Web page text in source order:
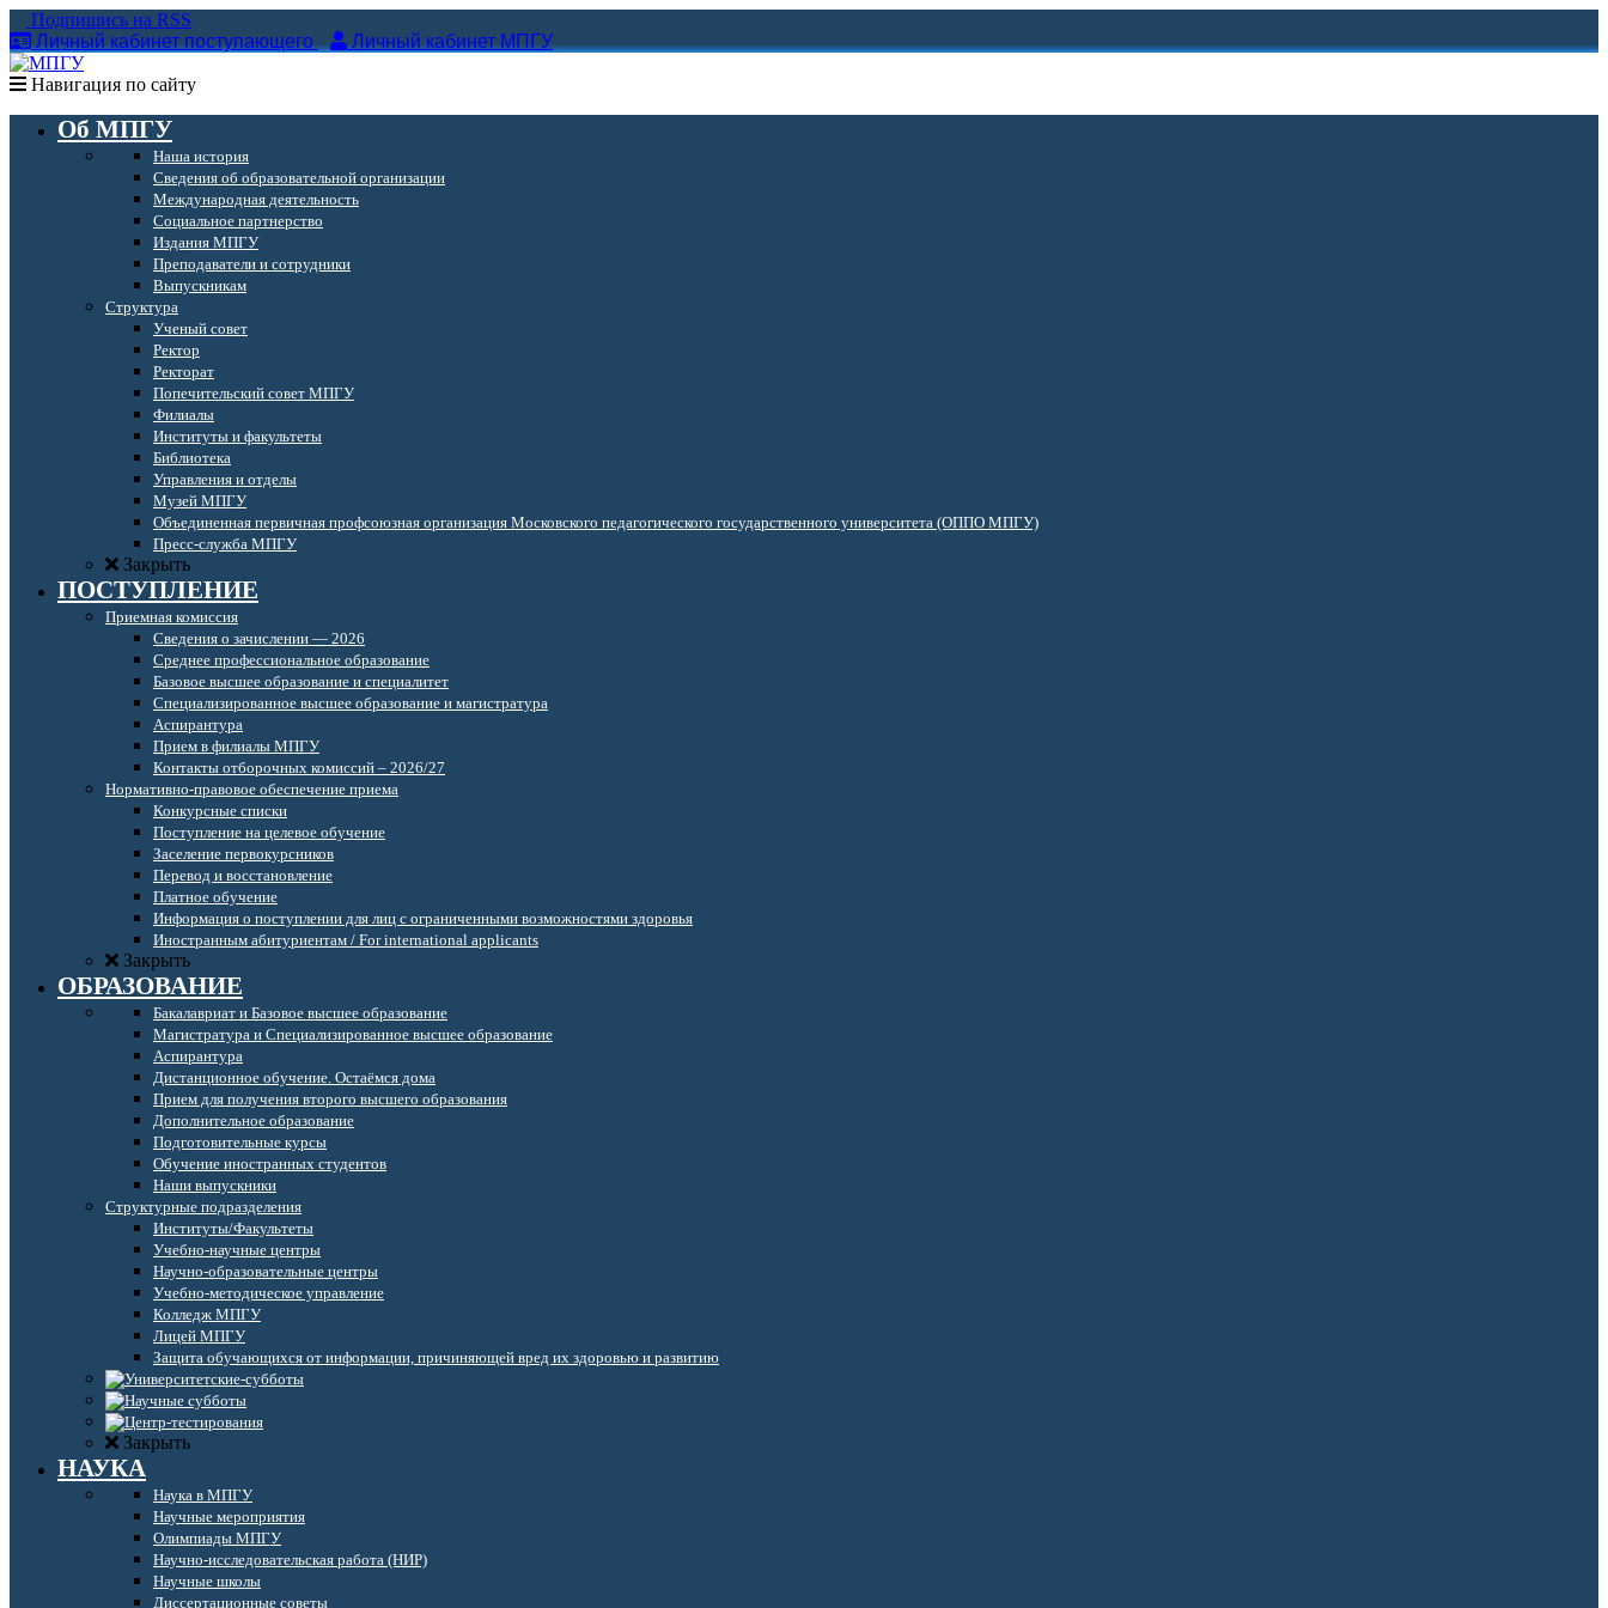
Подпишись на RSS
Личный кабинет поступающего
Личный кабинет МПГУ
Навигация по сайту
Об МПГУ
Наша история
Сведения об образовательной организации
Международная деятельность
Социальное партнерство
Издания МПГУ
Преподаватели и сотрудники
Выпускникам
Структура
Ученый совет
Ректор
Ректорат
Попечительский совет МПГУ
Филиалы
Институты и факультеты
Библиотека
Управления и отделы
Музей МПГУ
Объединенная первичная профсоюзная организация Московского педагогического государственного университета (ОППО МПГУ)
Пресс-служба МПГУ
Закрыть
ПОСТУПЛЕНИЕ
Приемная комиссия
Сведения о зачислении — 2026
Среднее профессиональное образование
Базовое высшее образование и специалитет
Специализированное высшее образование и магистратура
Аспирантура
Прием в филиалы МПГУ
Контакты отборочных комиссий – 2026/27
Нормативно-правовое обеспечение приема
Конкурсные списки
Поступление на целевое обучение
Заселение первокурсников
Перевод и восстановление
Платное обучение
Информация о поступлении для лиц с ограниченными возможностями здоровья
Иностранным абитуриентам / For international applicants
Закрыть
ОБРАЗОВАНИЕ
Бакалавриат и Базовое высшее образование
Магистратура и Специализированное высшее образование
Аспирантура
Дистанционное обучение. Остаёмся дома
Прием для получения второго высшего образования
Дополнительное образование
Подготовительные курсы
Обучение иностранных студентов
Наши выпускники
Структурные подразделения
Институты/Факультеты
Учебно-научные центры
Научно-образовательные центры
Учебно-методическое управление
Колледж МПГУ
Лицей МПГУ
Защита обучающихся от информации, причиняющей вред их здоровью и развитию
Закрыть
НАУКА
Наука в МПГУ
Научные мероприятия
Олимпиады МПГУ
Научно-исследовательская работа (НИР)
Научные школы
Диссертационные советы